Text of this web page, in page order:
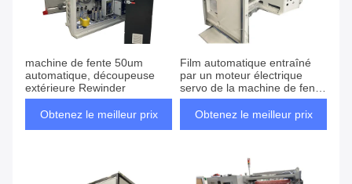
machine de fente 50um
automatique, découpeuse
extérieure Rewinder
Obtenez le meilleur prix
Film automatique entraîné
par un moteur électrique
servo de la machine de fente
120mm 500mm
Obtenez le meilleur prix